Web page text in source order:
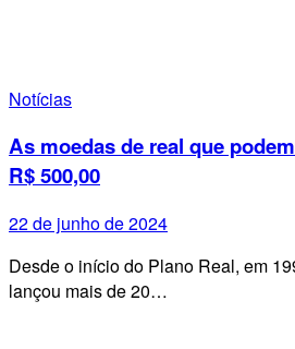
Notícias
As moedas de real que
R$ 500,00
22 de junho de 2024
Desde o início do Plano Real, em
lançou mais de 20…